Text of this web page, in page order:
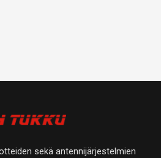
sekä antennijärjestelmien